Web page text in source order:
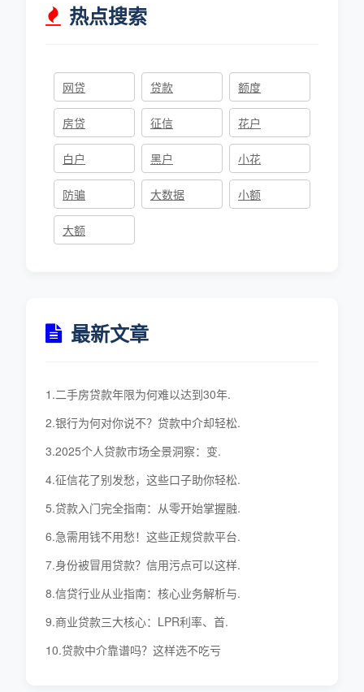
热点搜索
网贷 贷款 额度
房贷 征信 花户
白户 黑户 小花
防骗 大数据 小额
大额
最新文章
1.二手房贷款年限为何难以达到30年.
2.银行为何对你说不？贷款中介却轻松.
3.2025个人贷款市场全景洞察：变.
4.征信花了别发愁，这些口子助你轻松.
5.贷款入门完全指南：从零开始掌握融.
6.急需用钱不用愁！这些正规贷款平台.
7.身份被冒用贷款？信用污点可以这样.
8.信贷行业从业指南：核心业务解析与.
9.商业贷款三大核心：LPR利率、首.
10.贷款中介靠谱吗？这样选不吃亏